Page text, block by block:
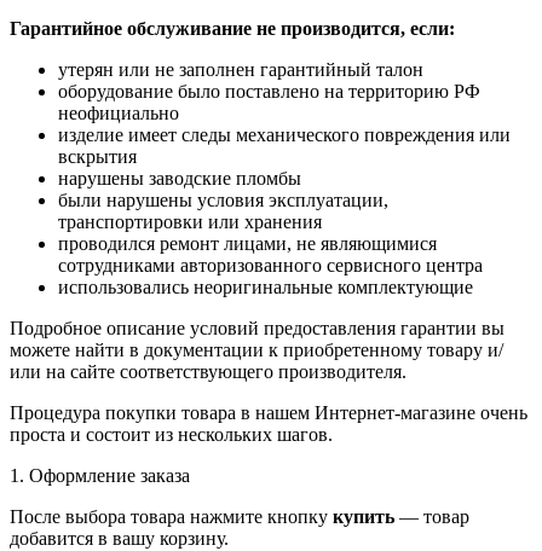
Гарантийное обслуживание не производится, если:
утерян или не заполнен гарантийный талон
оборудование было поставлено на территорию РФ
неофициально
изделие имеет следы механического повреждения или
вскрытия
нарушены заводские пломбы
были нарушены условия эксплуатации,
транспортировки или хранения
проводился ремонт лицами, не являющимися
сотрудниками авторизованного сервисного центра
использовались неоригинальные комплектующие
Подробное описание условий предоставления гарантии вы
можете найти в документации к приобретенному товару и/
или на сайте соответствующего производителя.
Процедура покупки товара в нашем Интернет-магазине очень
проста и состоит из нескольких шагов.
1. Оформление заказа
После выбора товара нажмите кнопку купить — товар
добавится в вашу корзину.